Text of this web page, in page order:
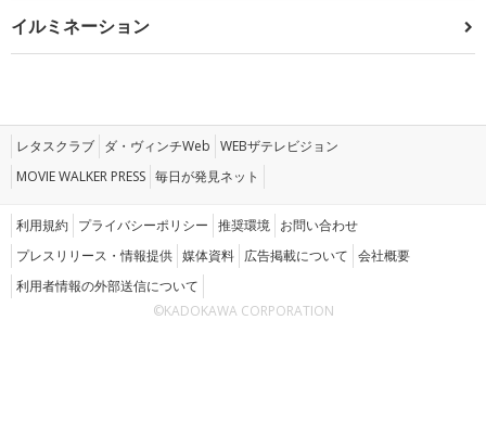
イルミネーション
レタスクラブ ダ・ヴィンチWeb WEBザテレビジョン
MOVIE WALKER PRESS 毎日が発見ネット
利用規約 プライバシーポリシー 推奨環境 お問い合わせ
プレスリリース・情報提供 媒体資料 広告掲載について 会社概要
利用者情報の外部送信について
©KADOKAWA CORPORATION